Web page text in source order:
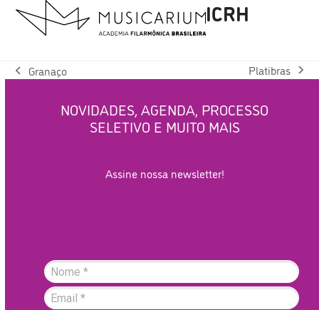
SkipOpen
mobile
Close
mobile
ICRH
previous
Granaço
next
Platibras
NOVIDADES, AGENDA, PROCESSO
SELETIVO E MUITO MAIS
Assine nossa newsletter!